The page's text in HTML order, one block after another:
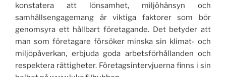
konstatera att lönsamhet, miljöhänsyn och
samhällsengagemang är viktiga faktorer som bör
genomsyra ett hållbart företagande. Det betyder att
man som företagare försöker minska sin klimat- och
miljöpåverkan, erbjuda goda arbetsförhållanden och
respektera rättigheter. Företagsintervjuerna finns i sin